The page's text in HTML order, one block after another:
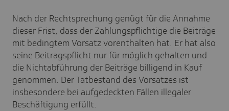
Nach der Rechtsprechung genügt für die Annahme
dieser Frist, dass der Zahlungspflichtige die Beiträge
mit bedingtem Vorsatz vorenthalten hat. Er hat also
seine Beitragspflicht nur für möglich gehalten und
die Nichtabführung der Beiträge billigend in Kauf
genommen. Der Tatbestand des Vorsatzes ist
insbesondere bei aufgedeckten Fällen illegaler
Beschäftigung erfüllt.